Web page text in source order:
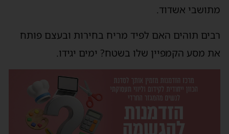
מתושבי אשדוד.
רבים תוהים האם לפיד מריח בחירות ובעצם פותח
את מסע הקמפיין שלו בשטח? ימים יגידו.